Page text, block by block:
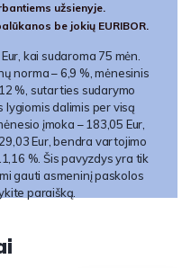
užsienyje.
be jokių EURIBOR.
kai sudaroma 75 mėn.
norma – 6,9 %, mėnesinis
%, sutarties sudarymo
lygiomis dalimis per visą
įmoka – 183,05 Eur,
Eur, bendra vartojimo
%. Šis pavyzdys yra tik
gauti asmeninį paskolos
paraišką.